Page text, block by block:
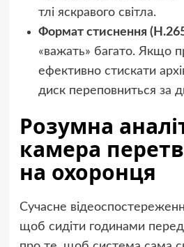
тлі яскравого світла.
Формат стиснення
«важать» багато. Якщо
ефективно стискати
диск переповниться за
Розумна
камера
на охоронця
Сучасне
щоб сидіти годинами